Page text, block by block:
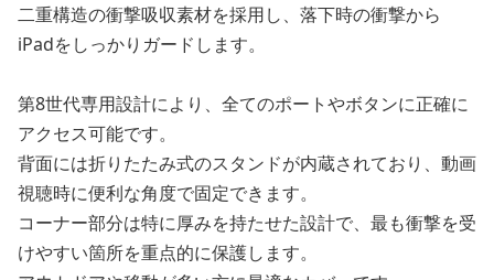
二重構造の衝撃吸収素材を採用し、落下時の衝撃から
iPadをしっかりガードします。
第8世代専用設計により、全てのポートやボタンに正確に
アクセス可能です。
背面には折りたたみ式のスタンドが内蔵されており、動画
視聴時に便利な角度で固定できます。
コーナー部分は特に厚みを持たせた設計で、最も衝撃を受
けやすい箇所を重点的に保護します。